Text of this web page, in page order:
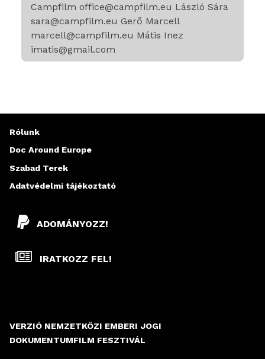
Campfilm office@campfilm.eu László Sára
sara@campfilm.eu Gerő Marcell
marcell@campfilm.eu Mátis Inez
imatis@gmail.com
VERZIÓ NEMZETKÖZI EMBERI JOGI
DOKUMENTUMFILM FESZTIVÁL
ADOMÁNYOZZ!
IRATKOZZ FEL!
Rólunk
Doc Around Europe
Szabad Terek
Adatvédelmi tájékoztató